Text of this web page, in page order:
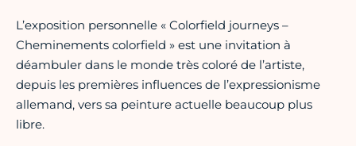
L’exposition personnelle « Colorfield journeys –
Cheminements colorfield » est une invitation à
déambuler dans le monde très coloré de l’artiste,
depuis les premières influences de l’expressionisme
allemand, vers sa peinture actuelle beaucoup plus
libre.